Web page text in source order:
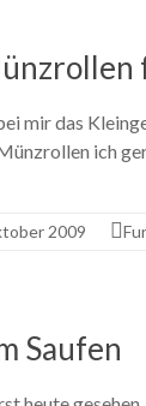
mir das
ich
2009
Saufen